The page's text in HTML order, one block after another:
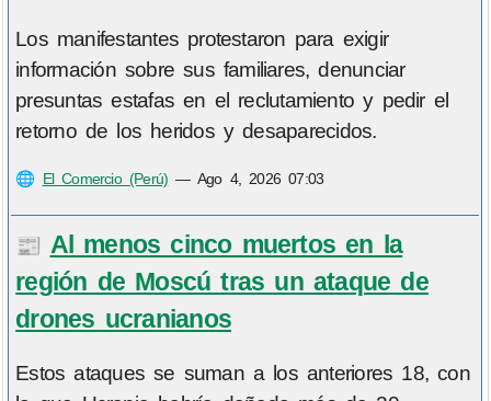
Los manifestantes protestaron para exigir
información sobre sus familiares, denunciar
presuntas estafas en el reclutamiento y pedir el
retorno de los heridos y desaparecidos.
🌐 El Comercio (Perú) — Ago 4, 2026 07:03
📰 Al menos cinco muertos en la
región de Moscú tras un ataque de
drones ucranianos
Estos ataques se suman a los anteriores 18, con